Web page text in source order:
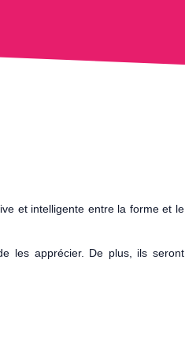
et intelligente entre la forme et le
les apprécier. De plus, ils seront